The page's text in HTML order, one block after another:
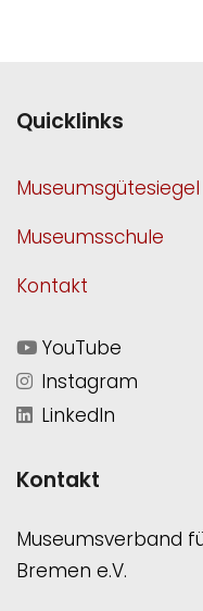
Quicklinks
Museumsgütesiegel
Museumsschule
Kontakt
YouTube
Instagram
LinkedIn
Kontakt
Museumsverband
Bremen e.V.